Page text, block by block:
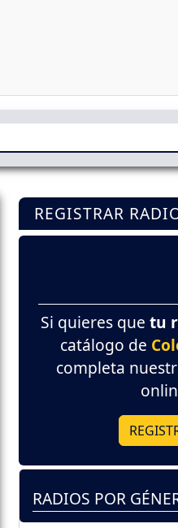
REGISTRAR
Si quieres que tu
catálogo de
completa
RADIOS POR